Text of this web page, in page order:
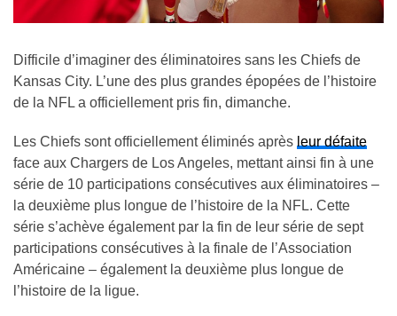
Difficile d’imaginer des éliminatoires sans les Chiefs de
Kansas City. L’une des plus grandes épopées de l’histoire
de la NFL a officiellement pris fin, dimanche.
Les Chiefs sont officiellement éliminés après leur défaite
face aux Chargers de Los Angeles, mettant ainsi fin à une
série de 10 participations consécutives aux éliminatoires –
la deuxième plus longue de l’histoire de la NFL. Cette
série s’achève également par la fin de leur série de sept
participations consécutives à la finale de l’Association
Américaine – également la deuxième plus longue de
l’histoire de la ligue.